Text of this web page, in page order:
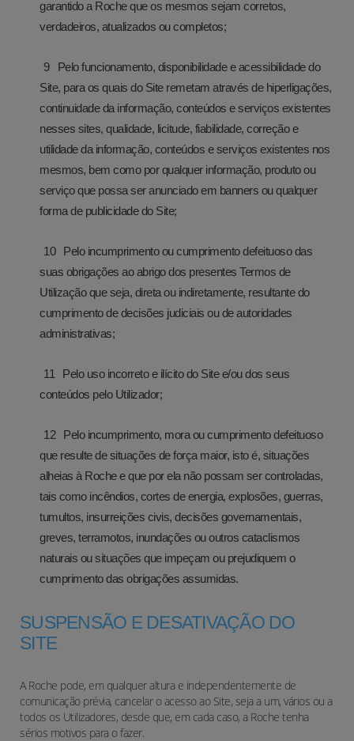
garantido a Roche que os mesmos sejam corretos,
verdadeiros, atualizados ou completos;
Pelo funcionamento, disponibilidade e acessibilidade do
Site, para os quais do Site remetam através de hiperligações,
continuidade da informação, conteúdos e serviços existentes
nesses sites, qualidade, licitude, fiabilidade, correção e
utilidade da informação, conteúdos e serviços existentes nos
mesmos, bem como por qualquer informação, produto ou
serviço que possa ser anunciado em banners ou qualquer
forma de publicidade do Site;
Pelo incumprimento ou cumprimento defeituoso das
suas obrigações ao abrigo dos presentes Termos de
Utilização que seja, direta ou indiretamente, resultante do
cumprimento de decisões judiciais ou de autoridades
administrativas;
Pelo uso incorreto e ilícito do Site e/ou dos seus
conteúdos pelo Utilizador;
Pelo incumprimento, mora ou cumprimento defeituoso
que resulte de situações de força maior, isto é, situações
alheias à Roche e que por ela não possam ser controladas,
tais como incêndios, cortes de energia, explosões, guerras,
tumultos, insurreições civis, decisões governamentais,
greves, terramotos, inundações ou outros cataclismos
naturais ou situações que impeçam ou prejudiquem o
cumprimento das obrigações assumidas.
SUSPENSÃO E DESATIVAÇÃO DO
SITE
A Roche pode, em qualquer altura e independentemente de
comunicação prévia, cancelar o acesso ao Site, seja a um, vários ou a
todos os Utilizadores, desde que, em cada caso, a Roche tenha
sérios motivos para o fazer.